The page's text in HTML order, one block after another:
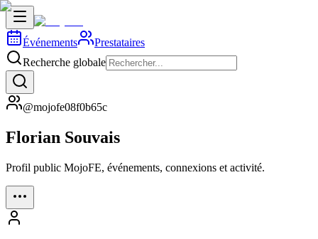
Événements
Prestataires
Recherche globale
@mojofe08f0b65c
Florian Souvais
Profil public MojoFE, événements, connexions et activité.